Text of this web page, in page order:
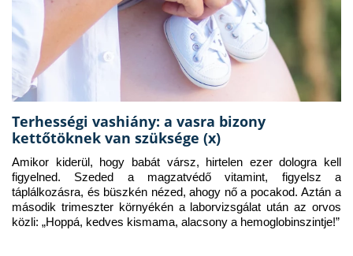
Terhességi vashiány: a vasra bizony
kettőtöknek van szüksége (x)
Amikor kiderül, hogy babát vársz, hirtelen ezer dologra kell
figyelned. Szeded a magzatvédő vitamint, figyelsz a
táplálkozásra, és büszkén nézed, ahogy nő a pocakod. Aztán a
második trimeszter környékén a laborvizsgálat után az orvos
közli: „Hoppá, kedves kismama, alacsony a hemoglobinszintje!”